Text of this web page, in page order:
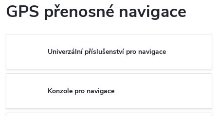
GPS přenosné navigace
Univerzální příslušenství pro navigace
Konzole pro navigace